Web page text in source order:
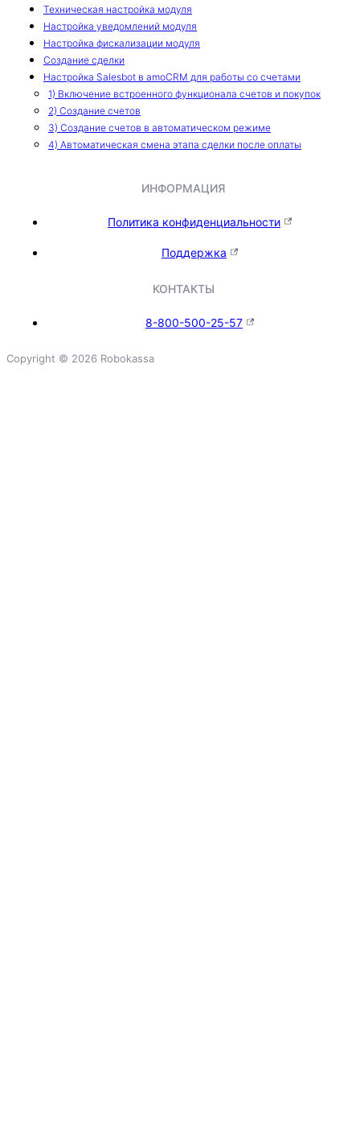
Техническая настройка модуля
Настройка уведомлений модуля
Настройка фискализации модуля
Создание сделки
Настройка Salesbot в amoCRM для работы со счетами
1) Включение встроенного функционала счетов и покупок
2) Создание счетов
3) Создание счетов в автоматическом режиме
4) Автоматическая смена этапа сделки после оплаты
ИНФОРМАЦИЯ
Политика конфиденциальности
Поддержка
КОНТАКТЫ
8-800-500-25-57
Copyright © 2026 Robokassa